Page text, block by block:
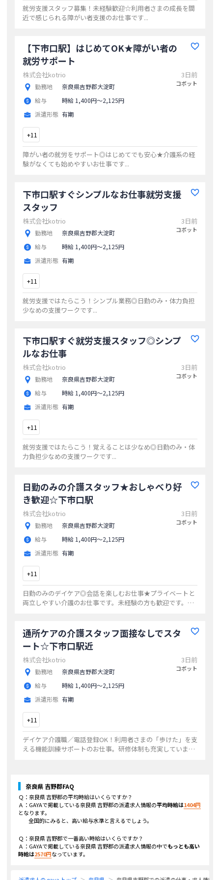
就労支援スタッフ募集！未経験歓迎☆利用者さまの成長を間
近で感じられる障がい者支援のお仕事です...
【下市口駅】はじめてOK★障がい者の
就労サポート
株式会社kotrio
勤務地
奈良県吉野郡大淀町
給与
時給 1,400円〜2,125円
派遣形態 有期
3日前
コボット
+11
障がい者の就労をサポート◎はじめてでも安心★介護系の経
験がなくても始めやすいお仕事です...
下市口駅すぐシンプルなお仕事就労支援
スタッフ
株式会社kotrio
勤務地
奈良県吉野郡大淀町
給与
時給 1,400円〜2,125円
派遣形態 有期
3日前
コボット
+11
就労支援ではたらこう！シンプル業務◎日勤のみ・体力負担
少なめの支援ワークです...
下市口駅すぐ就労支援スタッフ◎シンプ
ルなお仕事
株式会社kotrio
勤務地
奈良県吉野郡大淀町
給与
時給 1,400円〜2,125円
派遣形態 有期
3日前
コボット
+11
就労支援ではたらこう！覚えることは少なめ◎日勤のみ・体
力負担少なめの支援ワークです...
日勤のみの介護スタッフ★おしゃべり好
き歓迎☆下市口駅
株式会社kotrio
勤務地
奈良県吉野郡大淀町
給与
時給 1,400円〜2,125円
派遣形態 有期
3日前
コボット
+11
日勤のみのデイケア◎会話を楽しむお仕事★プライベートと
両立しやすい介護のお仕事です。未経験の方も歓迎です。交
通所ケアの介護スタッフ面接なしでスタ
ート☆下市口駅近
株式会社kotrio
勤務地
奈良県吉野郡大淀町
給与
時給 1,400円〜2,125円
派遣形態 有期
3日前
コボット
+11
デイケア介護職／電話登録OK！利用者さまの「歩けた」を支
える機能訓練サポートのお仕事。研修体制も充実していま
奈良県 吉野郡FAQ
Ｑ： 奈良県 吉野郡の平均時給はいくらですか？
Ａ：GAYAで掲載している奈良県 吉野郡の派遣求人情報の平均時給は1404円
となります。
全国的にみると、高い給与水準と言えるでしょう。
Ｑ： 奈良県 吉野郡で一番高い時給はいくらですか？
Ａ：GAYAで掲載している奈良県 吉野郡の派遣求人情報の中でもっとも高い
時給は2570円なっています。